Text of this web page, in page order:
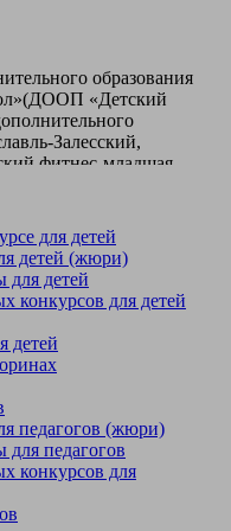
образования
«Детский
Залесский,
фитнес-младшая
5-7 лет Тип занятия:
занятия:
«Фитбол» - тематическое
создание
здоровья.Задачи:
культуру движения,
упражнений с
двигательного
самовыражения и
гимнастические по
в шеренгу и
сейчас, ребята, я
повторяйте за мной
для детей
детей (жюри)
для детей
конкурсов для детей
детей
педагогов (жюри)
педагогов
конкурсов для